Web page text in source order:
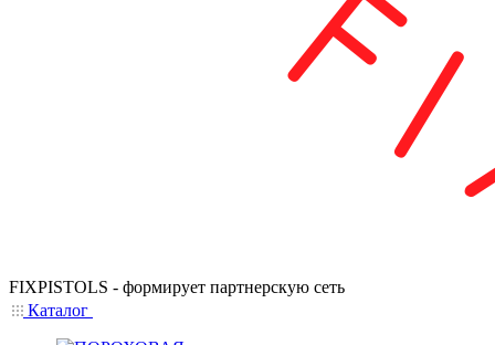
FIXPISTOLS - формирует партнерскую сеть
Каталог